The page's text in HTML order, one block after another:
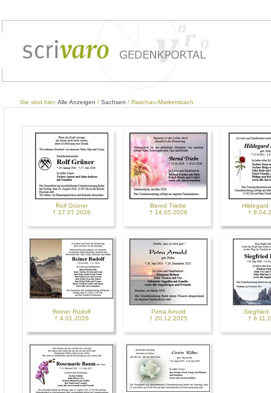
Sie sind hier: Alle Anzeigen / Sachsen / Raschau-Markersbach
Rolf Grüner
† 27.07.2026
Bernd Triebe
† 14.05.2026
Hildegard
†
Reiner Rudolf
† 4.01.2026
Petra Arnold
† 20.12.2025
Siegfried
†